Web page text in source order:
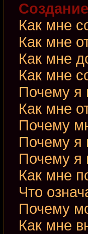
Как мне
Как мне
Как мне
Как мне
Почему я
Как мне
Почему
Почему я
Почему я
Как мне
Что
Почему
Как мне